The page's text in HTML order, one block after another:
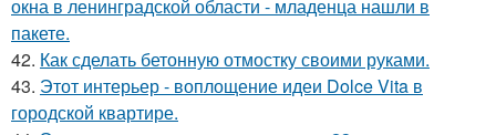
окна в ленинградской области - младенца нашли в
пакете.
42. Как сделать бетонную отмостку своими руками.
43. Этот интерьер - воплощение идеи Dolce Vita в
городской квартире.